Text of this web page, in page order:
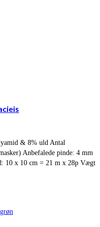
& 8% uld Antal
Anbefalede pinde: 4 mm
10 x 10 cm = 21 m x 28p Vægt